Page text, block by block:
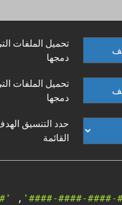
تحميل الملفات
دمجها
تحميل الملفات
دمجها
حدد التنسيق
القائمة
'####-####-####-
,